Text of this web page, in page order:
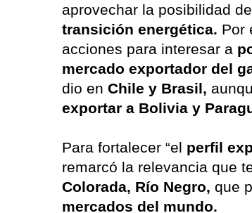
aprovechar la posibilidad de
transición energética. Por
acciones para interesar a
mercado exportador del
dio en Chile y Brasil,
exportar a Bolivia y
Para fortalecer “el perfil
remarcó la relevancia que
Colorada, Río Negro, que
mercados del mundo.